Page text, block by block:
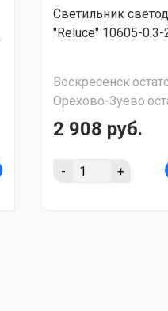
Светильник
"Reluce" 10605-0.3-
Воскресенск
Орехово-Зуево
2 908 руб.
- +